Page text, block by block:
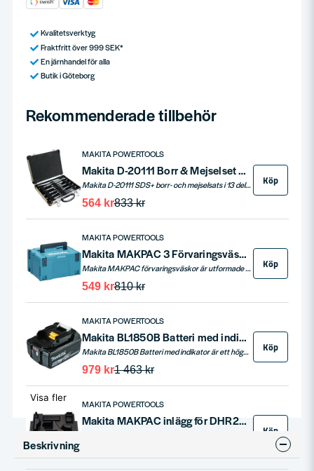
Kvalitetsverktyg
Fraktfritt över 999 SEK*
En järnhandel för alla
Butik i Göteborg
Rekommenderade tillbehör
MAKITA POWERTOOLS
Makita D-20111 Borr & Mejselset SDS+ 13 delar
Makita D-20111 SDS+ borr- och mejselsats i 13 delar. Levereras i praktisk aluminiumväska med formpressat skumgummi för organiserad förvaring.
833 kr
564 kr
Köp
MAKITA POWERTOOLS
Makita MAKPAC 3 Förvaringsväska (395x295x215mm)
Makita MAKPAC förvaringsväskor är utformade för att erbjuda en robust och praktisk lösning för förvaring och transport av dina Makita-verktyg och tillbehör. Tillverkade av högkvalitativ plast, dessa modulära lådor kan enkelt staplas och låsas samman, vilket skapar en skräddarsydd förvaringslösning. De finns i fyra olika storlekar (Typ 1-4) och är konstruerade för att tåla tuffa arbetsmiljöer. Varje MAKPAC väska har ett ergonomiskt handtag och möjlighet för axelrem, vilket gör dem till ett perfekt val för professionella användare.
810 kr
549 kr
Köp
MAKITA POWERTOOLS
Makita BL1850B Batteri med indikator 18V 5,0ah
Makita BL1850B Batteri med indikator är ett högkvalitativt 18V-batteri med en kapacitet på 5,0 Ah som är utformat för att ge hög prestanda och pålitlig drifttid för Makitas 18V-verktyg. Batteriet har en inbyggd LED-indikator som visar batteriets laddningsnivå i realtid.
1 463 kr
979 kr
Köp
MAKITA POWERTOOLS
Makita MAKPAC inlägg för DHR202 och MAKPAC 3
Köp
Visa fler
Beskrivning